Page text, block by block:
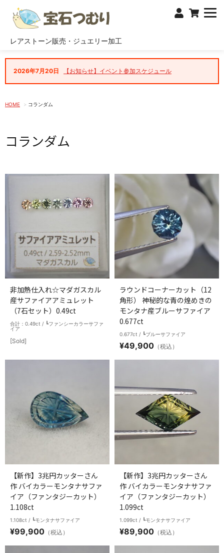
レアストーン販売・ジュエリー加工
2026年7月20日 【お知らせ】イベント参加スケジュール
HOME コランダム
コランダム
非加熱仕入れ☆マダガスカル
産サファイアアミュレット
（7石セット）0.49ct
合計：0.49ct / ┗ファンシーカラーサファ
イア
[Sold]
ラウンドコーナーカット（12
角形） 神秘的な青の煌めきの
モンタナ産ブルーサファイア
0.677ct
0.677ct / ┗ブルーサファイア
¥49,900 （税込）
【新作】3兆円カッターさん
作 バイカラーモンタナサファ
イア（ファンタジーカット）
1.108ct
1.108ct / ┗モンタナサファイア
¥99,900 （税込）
【新作】3兆円カッターさん
作 バイカラーモンタナサファ
イア（ファンタジーカット）
1.099ct
1.099ct / ┗モンタナサファイア
¥89,900 （税込）